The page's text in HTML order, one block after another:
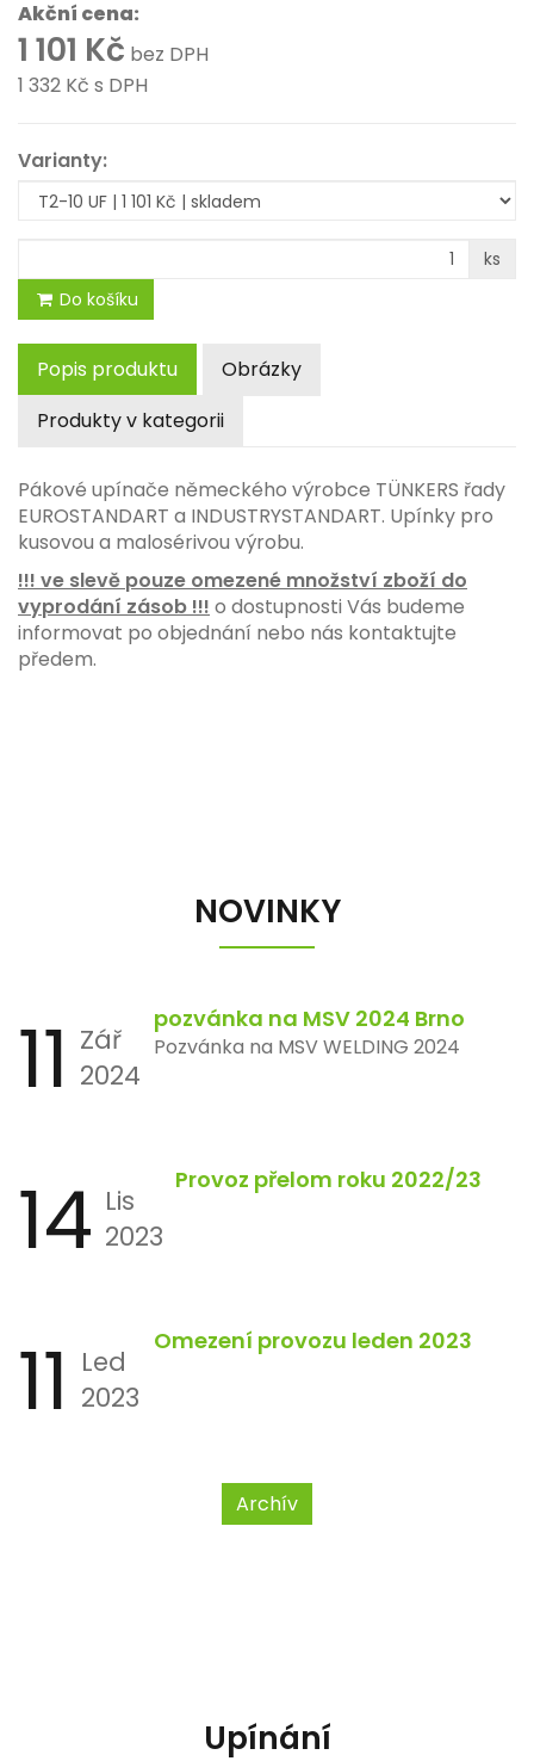
Akční cena:
1 101 Kč bez DPH
1 332 Kč s DPH
Varianty:
ks
Do košíku
Popis produktu
Obrázky
Produkty v kategorii
Pákové upínače německého výrobce TÜNKERS řady
EUROSTANDART a INDUSTRYSTANDART. Upínky pro
kusovou a malosérivou výrobu.
!!! ve slevě pouze omezené množství zboží do
vyprodání zásob !!! o dostupnosti Vás budeme
informovat po objednání nebo nás kontaktujte
předem.
NOVINKY
11 Zář
2024
pozvánka na MSV 2024 Brno
Pozvánka na MSV WELDING 2024
14 Lis
2023
Provoz přelom roku 2022/23
11
Led
2023
Omezení provozu leden 2023
Archív
Upínání